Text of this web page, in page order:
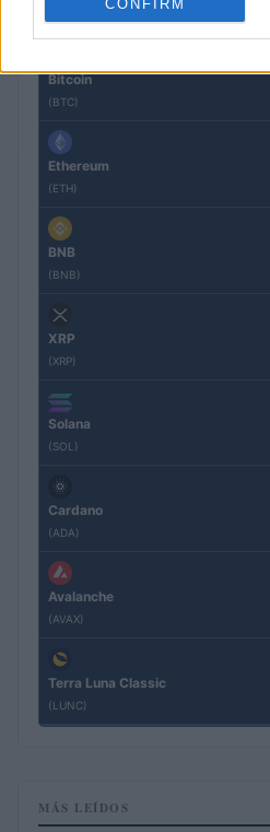
CONFIRM
Nombre
Bitcoin
(BTC)
Ethereum
(ETH)
BNB
(BNB)
XRP
(XRP)
Solana
(SOL)
Cardano
(ADA)
Avalanche
(AVAX)
Terra Luna Classic
(LUNC)
MÁS LEÍDOS